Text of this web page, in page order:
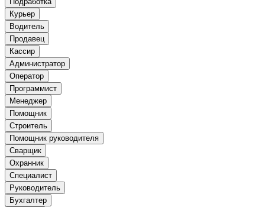
Курьер
Водитель
Продавец
Кассир
Администратор
Оператор
Программист
Менеджер
Помощник
Строитель
Помощник руководителя
Сварщик
Охранник
Специалист
Руководитель
Бухгалтер